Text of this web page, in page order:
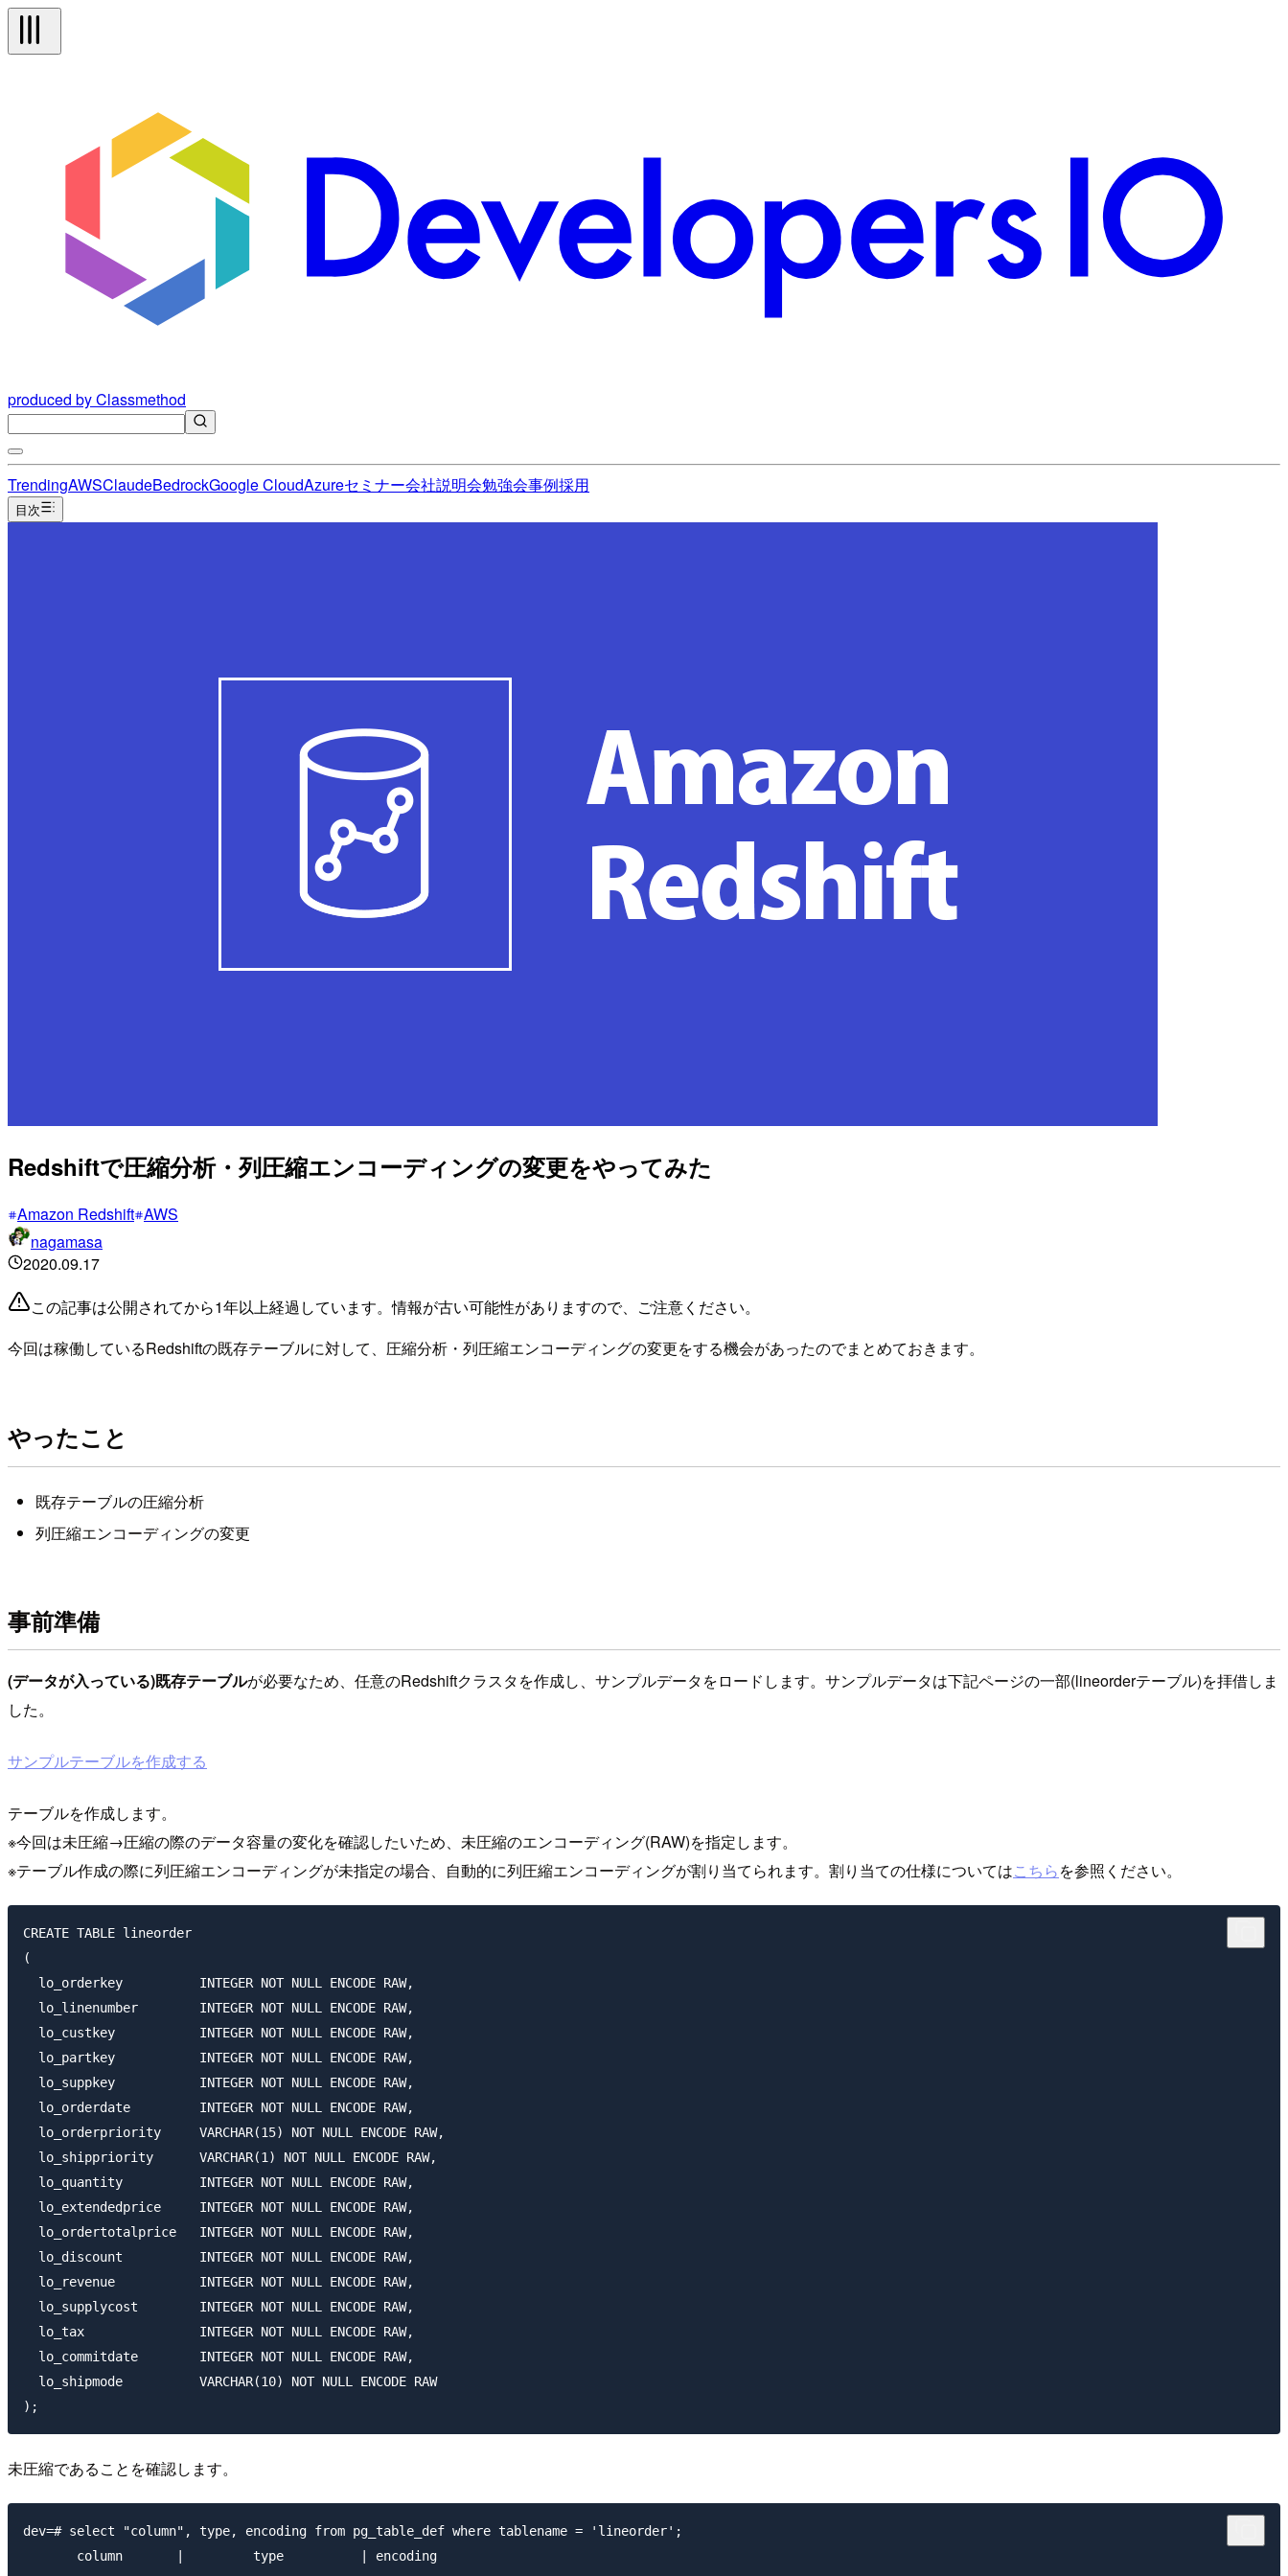
produced by Classmethod
TrendingAWSClaudeBedrockGoogle CloudAzureセミナー会社説明会勉強会事例採用
目次
Redshiftで圧縮分析・列圧縮エンコーディングの変更をやってみた
Amazon Redshift AWS
nagamasa
2020.09.17
この記事は公開されてから1年以上経過しています。情報が古い可能性がありますので、ご注意ください。
今回は稼働しているRedshiftの既存テーブルに対して、圧縮分析・列圧縮エンコーディングの変更をする機会があったのでまとめておきます。
やったこと
既存テーブルの圧縮分析
列圧縮エンコーディングの変更
事前準備
(データが入っている)既存テーブルが必要なため、任意のRedshiftクラスタを作成し、サンプルデータをロードします。サンプルデータは下記ページの一部(lineorderテーブル)を拝借しま
した。
サンプルテーブルを作成する
テーブルを作成します。
※今回は未圧縮→圧縮の際のデータ容量の変化を確認したいため、未圧縮のエンコーディング(RAW)を指定します。
※テーブル作成の際に列圧縮エンコーディングが未指定の場合、自動的に列圧縮エンコーディングが割り当てられます。割り当ての仕様についてはこちらを参照ください。
CREATE TABLE lineorder
(
  lo_orderkey          INTEGER NOT NULL ENCODE RAW,
  lo_linenumber        INTEGER NOT NULL ENCODE RAW,
  lo_custkey           INTEGER NOT NULL ENCODE RAW,
  lo_partkey           INTEGER NOT NULL ENCODE RAW,
  lo_suppkey           INTEGER NOT NULL ENCODE RAW,
  lo_orderdate         INTEGER NOT NULL ENCODE RAW,
  lo_orderpriority     VARCHAR(15) NOT NULL ENCODE RAW,
  lo_shippriority      VARCHAR(1) NOT NULL ENCODE RAW,
  lo_quantity          INTEGER NOT NULL ENCODE RAW,
  lo_extendedprice     INTEGER NOT NULL ENCODE RAW,
  lo_ordertotalprice   INTEGER NOT NULL ENCODE RAW,
  lo_discount          INTEGER NOT NULL ENCODE RAW,
  lo_revenue           INTEGER NOT NULL ENCODE RAW,
  lo_supplycost        INTEGER NOT NULL ENCODE RAW,
  lo_tax               INTEGER NOT NULL ENCODE RAW,
  lo_commitdate        INTEGER NOT NULL ENCODE RAW,
  lo_shipmode          VARCHAR(10) NOT NULL ENCODE RAW
未圧縮であることを確認します。
dev=# select "column", type, encoding from pg_table_def where tablename = 'lineorder';
       column       |         type          | encoding